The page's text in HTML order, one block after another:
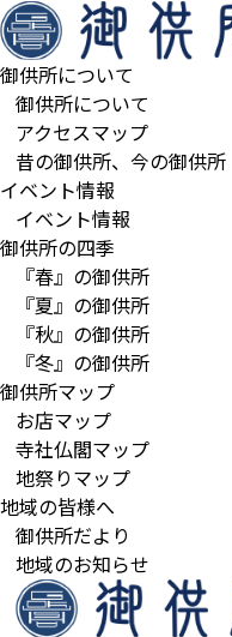
御供所について
御供所について
アクセスマップ
昔の御供所、今の御供所
イベント情報
イベント情報
御供所の四季
『春』の御供所
『夏』の御供所
『秋』の御供所
『冬』の御供所
御供所マップ
お店マップ
寺社仏閣マップ
地祭りマップ
地域の皆様へ
御供所だより
地域のお知らせ